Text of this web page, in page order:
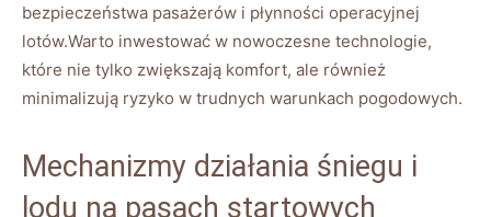
bezpieczeństwa pasażerów i płynności operacyjnej
⁢lotów.Warto inwestować w​ nowoczesne ⁤technologie,
które ⁤nie tylko zwiększają⁣ komfort,‌ ale również
minimalizują ryzyko w trudnych warunkach ‍pogodowych.
Mechanizmy działania śniegu ‌i
lodu na ⁢pasach⁤ startowych